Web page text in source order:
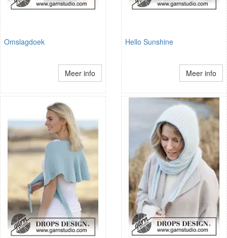
Omslagdoek
Meer info
Hello Sunshine
Meer info